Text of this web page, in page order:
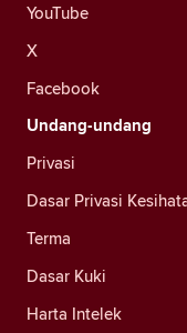
YouTube
X
Facebook
Undang-undang
Privasi
Dasar Privasi
Terma
Dasar Kuki
Harta Intelek